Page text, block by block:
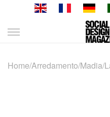
Skip
Home/Arredamento/Madia/